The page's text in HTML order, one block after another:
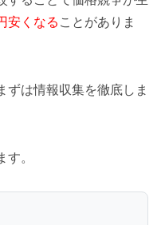
安くなる ことがありま
ずは情報収集を徹底しま
。